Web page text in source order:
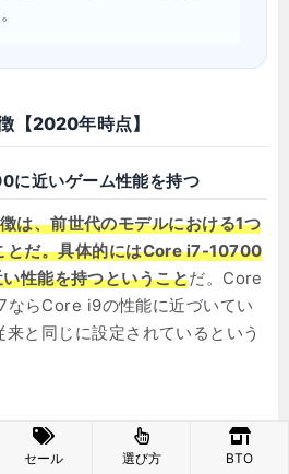
2020年時点】
に近いゲーム性能を持つ
は、前世代のモデルにおける1つ
とだ。具体的にはCore i7-10700
性能を持つということだ。Core
らCore i9の性能に近づいてい
と同じに設定されているという
ーマンスは第9世代の比ではな
i9-9900に近いゲーム性能と
セール 選び方 BTO